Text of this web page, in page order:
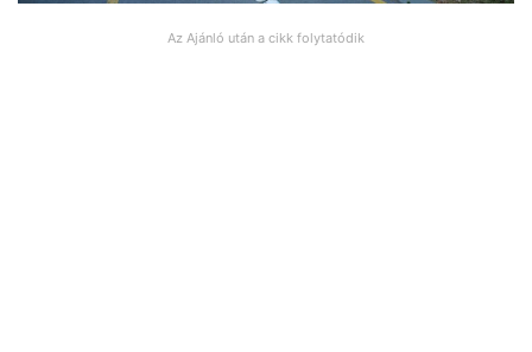
Az Ajánló után a cikk folytatódik